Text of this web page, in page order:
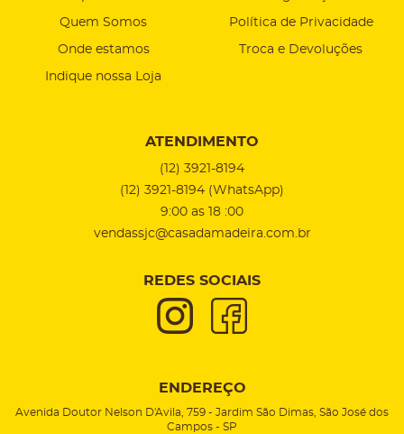
Quem Somos
Onde estamos
Indique nossa Loja
Política de Privacidade
Troca e Devoluções
ATENDIMENTO
(12) 3921-8194
(12) 3921-8194 (WhatsApp)
9:00 as 18 :00
vendassjc@casadamadeira.com.br
REDES SOCIAIS
ENDEREÇO
Avenida Doutor Nelson D'Avila, 759 - Jardim São Dimas, São José dos
Campos - SP